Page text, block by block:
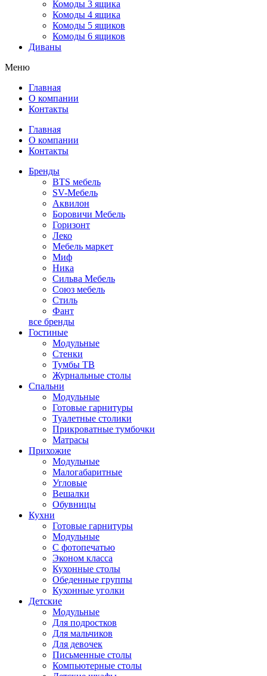
Комоды 3 ящика
Комоды 4 ящика
Комоды 5 ящиков
Комоды 6 ящиков
Диваны
Меню
Главная
О компании
Контакты
Главная
О компании
Контакты
Бренды
BTS мебель
SV-Мебель
Аквилон
Боровичи Мебель
Горизонт
Леко
Мебель маркет
Миф
Ника
Сильва Мебель
Союз мебель
Стиль
Фант
все бренды
Гостиные
Модульные
Стенки
Тумбы ТВ
Журнальные столы
Спальни
Модульные
Готовые гарнитуры
Туалетные столики
Прикроватные тумбочки
Матрасы
Прихожие
Модульные
Малогабаритные
Угловые
Вешалки
Обувницы
Кухни
Готовые гарнитуры
Модульные
С фотопечатью
Эконом класса
Кухонные столы
Обеденные группы
Кухонные уголки
Детские
Модульные
Для подростков
Для мальчиков
Для девочек
Письменные столы
Компьютерные столы